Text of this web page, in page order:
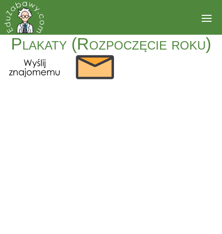
Plakaty (Rozpoczęcie roku)